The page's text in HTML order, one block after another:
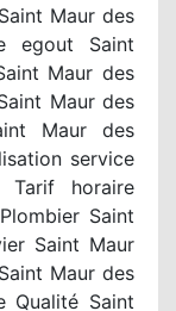
Maur des
egout Saint
Maur des
Maur des
Maur des
service
Tarif horaire
Saint
Saint Maur
Maur des
Qualité Saint